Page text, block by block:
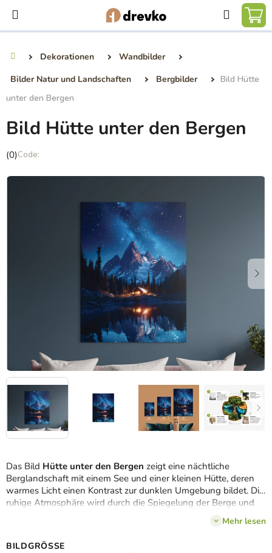
Inhalt
springen
Suchen
Dekorationen
Wandbilder
Bilder Natur und Landschaften
Bergbilder
Bild Hütte
unter den Bergen
Das Bild Hütte unter den Bergen zeigt eine nächtliche
Berglandschaft mit einem See und einer kleinen Hütte, deren
warmes Licht einen Kontrast zur dunklen Umgebung bildet. Die
ruhige Atmosphäre wird durch die Spiegelung der Berge und
des Himmels auf der Oberfläche des Sees ergänzt, während
der sternenübersäte Himmel der gesamten Szene eine
magische Ruhe verleiht.
Mehr lesen
BILDGRÖSSE
Bild Hütte unter den Bergen
Die
Produktbewertung
(0)